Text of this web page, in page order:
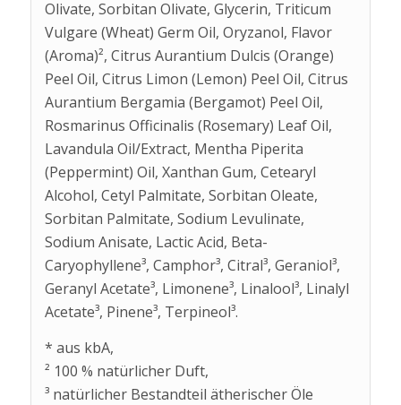
Olivate, Sorbitan Olivate, Glycerin, Triticum
Vulgare (Wheat) Germ Oil, Oryzanol, Flavor
(Aroma)², Citrus Aurantium Dulcis (Orange)
Peel Oil, Citrus Limon (Lemon) Peel Oil, Citrus
Aurantium Bergamia (Bergamot) Peel Oil,
Rosmarinus Officinalis (Rosemary) Leaf Oil,
Lavandula Oil/Extract, Mentha Piperita
(Peppermint) Oil, Xanthan Gum, Cetearyl
Alcohol, Cetyl Palmitate, Sorbitan Oleate,
Sorbitan Palmitate, Sodium Levulinate,
Sodium Anisate, Lactic Acid, Beta-
Caryophyllene³, Camphor³, Citral³, Geraniol³,
Geranyl Acetate³, Limonene³, Linalool³, Linalyl
Acetate³, Pinene³, Terpineol³.
* aus kbA,
² 100 % natürlicher Duft,
³ natürlicher Bestandteil ätherischer Öle